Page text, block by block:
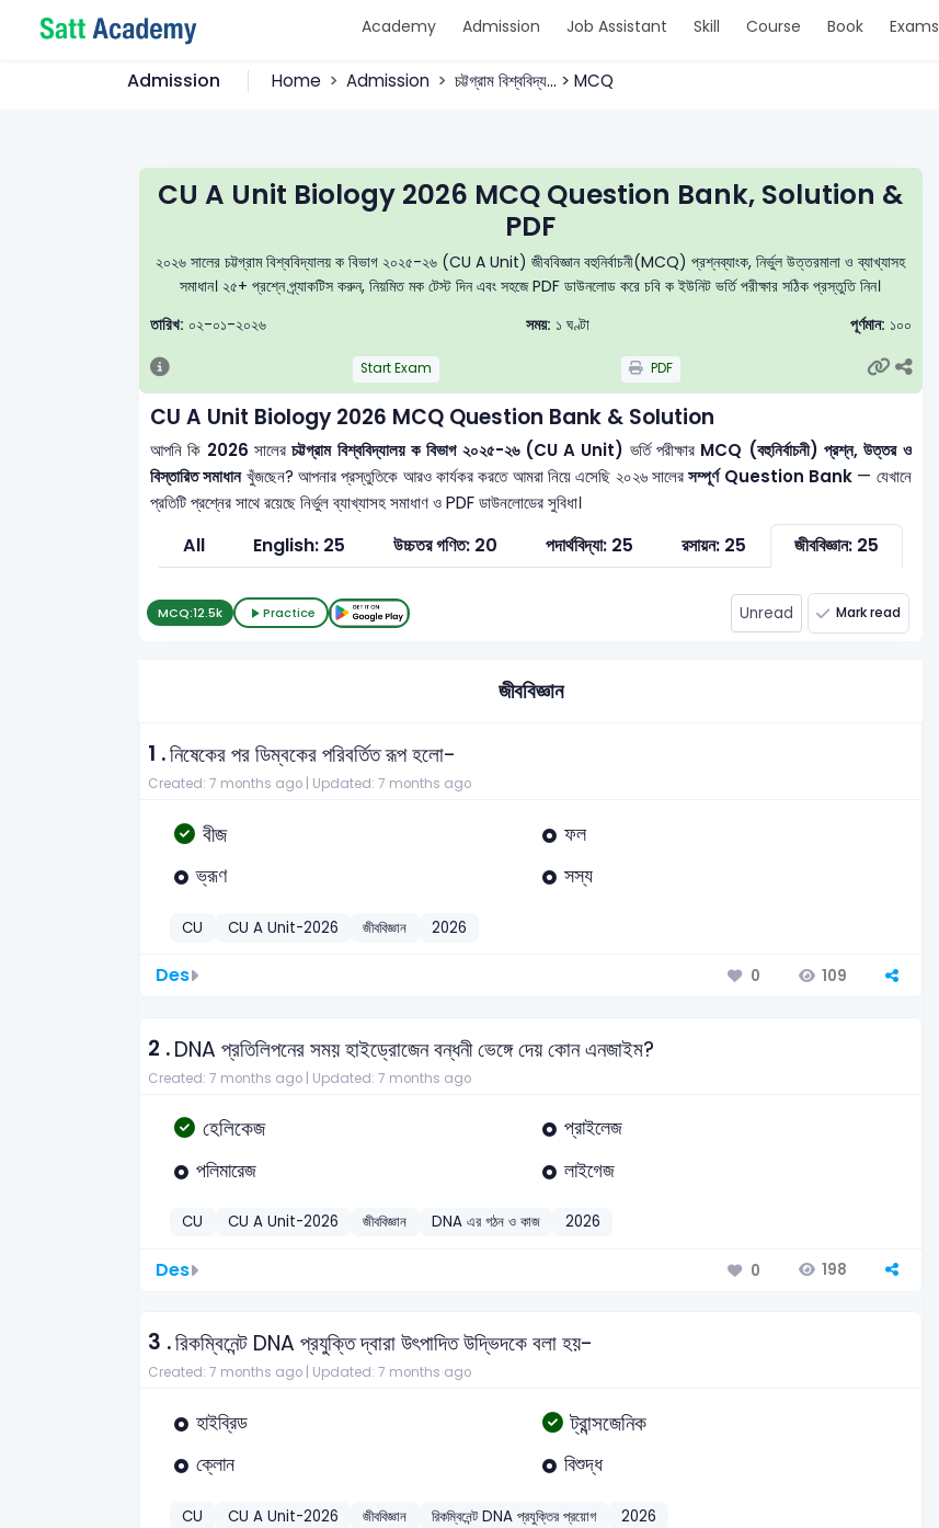
Academy Admission Job Assistant Skill Course Book Exams
Admission Home Admission চট্টগ্রাম বিশ্ববিদ্য... > MCQ
CU A Unit Biology 2026 MCQ Question Bank, Solution &
PDF
২০২৬ সালের চট্টগ্রাম বিশ্ববিদ্যালয় ক বিভাগ ২০২৫-২৬ (CU A Unit) জীববিজ্ঞান বহুনির্বাচনী(MCQ) প্রশ্নব্যাংক, নির্ভুল উত্তরমালা ও ব্যাখ্যাসহ
সমাধান। ২৫+ প্রশ্নে প্র্যাকটিস করুন, নিয়মিত মক টেস্ট দিন এবং সহজে PDF ডাউনলোড করে চবি ক ইউনিট ভর্তি পরীক্ষার সঠিক প্রস্তুতি নিন।
তারিখ: ০২-০১-২০২৬ সময়: ১ ঘণ্টা পূর্ণমান: ১০০
Start Exam PDF
CU A Unit Biology 2026 MCQ Question Bank & Solution
আপনি কি 2026 সালেরচট্টগ্রাম বিশ্ববিদ্যালয় ক বিভাগ ২০২৫-২৬ (CU A Unit) ভর্তি পরীক্ষার MCQ (বহুনির্বাচনী) প্রশ্ন, উত্তর ও
বিস্তারিত সমাধানখুঁজছেন? আপনার প্রস্তুতিকে আরও কার্যকর করতে আমরা নিয়ে এসেছি ২০২৬ সালেরসম্পূর্ণ Question Bank — যেখানে
প্রতিটি প্রশ্নের সাথে রয়েছে নির্ভুল ব্যাখ্যাসহ সমাধাণ ও PDF ডাউনলোডের সুবিধা।
All English: 25 উচ্চতর গণিত: 20 পদার্থবিদ্যা: 25 রসায়ন: 25 জীববিজ্ঞান: 25
MCQ:12.5k Practice Unread Mark read
জীববিজ্ঞান
1 .নিষেকের পর ডিম্বকের পরিবর্তিত রূপ হলো-
Created: 7 months ago | Updated: 7 months ago
বীজ
ফল
ভ্রূণ
সস্য
CU CU A Unit-2026 জীববিজ্ঞান 2026
Des 0 109
2 .DNA প্রতিলিপনের সময় হাইড্রোজেন বন্ধনী ভেঙ্গে দেয় কোন এনজাইম?
Created: 7 months ago | Updated: 7 months ago
হেলিকেজ
প্রাইলেজ
পলিমারেজ
লাইগেজ
CU CU A Unit-2026 জীববিজ্ঞান DNA এর গঠন ও কাজ 2026
Des 0 198
3 .রিকম্বিনেন্ট DNA প্রযুক্তি দ্বারা উৎপাদিত উদ্ভিদকে বলা হয়-
Created: 7 months ago | Updated: 7 months ago
হাইব্রিড ট্রান্সজেনিক
ক্লোন বিশুদ্ধ
CU CU A Unit-2026 জীববিজ্ঞান রিকম্বিনেন্ট DNA প্রযুক্তির প্রয়োগ 2026